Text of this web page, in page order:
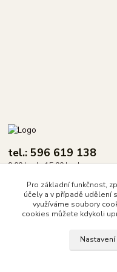
tel.: 596 619 138
9.00 hod - 15.00 hod.
info@dasix.cz
Pro základní funkčnost,
účely a v případě udělení
využíváme soubory
cookies můžete kdykoli
Nastavení